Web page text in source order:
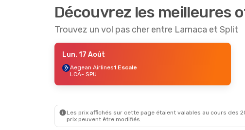
Découvrez les meilleures
Trouvez un vol pas cher entre Larnaca et Split
Lun. 17 Août
Aegean Airlines1 Escale
LCA- SPU
Les prix affichés sur cette page étaient valables au cours des
prix peuvent être modifiés.